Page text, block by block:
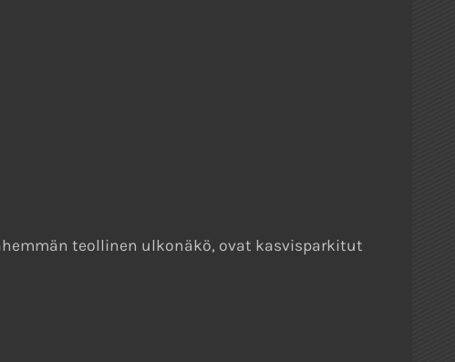
teollinen ulkonäkö, ovat kasvisparkitut